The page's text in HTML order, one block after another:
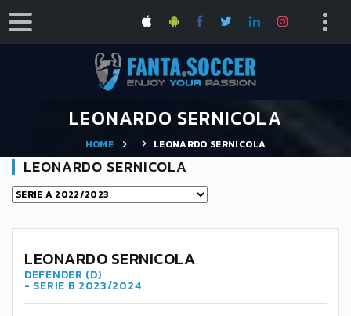
LEONARDO SERNICOLA
HOME LEONARDO SERNICOLA
LEONARDO SERNICOLA
17
LEONARDO SERNICOLA
DEFENDER (D)
- SERIE B 2023/2024